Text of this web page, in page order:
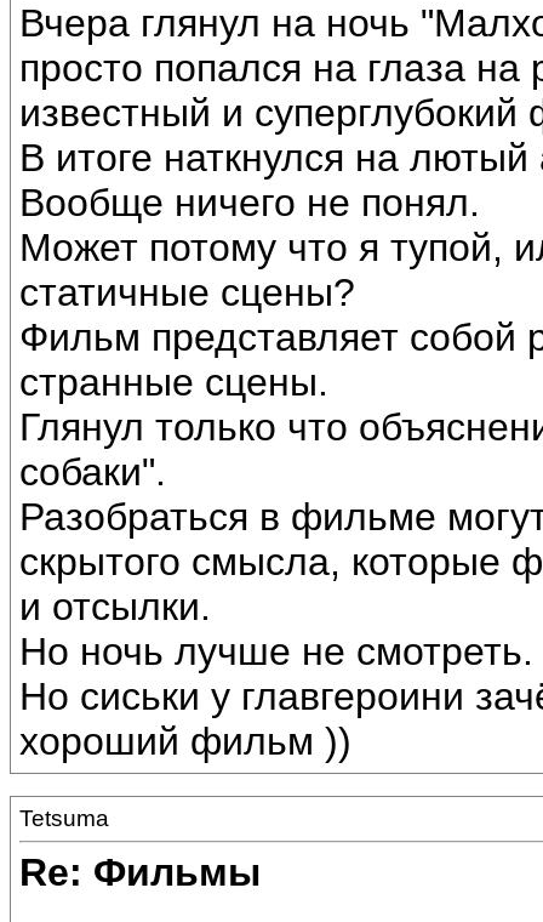
Вчера глянул на ночь
просто попался на глаза
известный и
В итоге наткнулся на лютый
Вообще ничего не понял.
Может потому что я тупой,
статичные сцены?
Фильм представляет
странные сцены.
Глянул только что
собаки".
Разобраться в фильме
скрытого смысла, которые
и отсылки.
Но ночь лучше не смотреть.
Но сиськи у главгероини
хороший фильм ))
Tetsuma
Re: Фильмы